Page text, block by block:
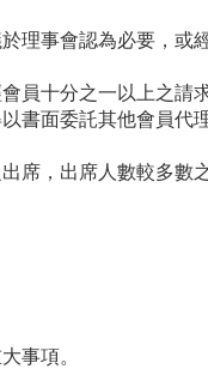
理事會認為必要，或
員十分之一以上之請
書面委託其他會員代
席，出席人數較多數
事項。